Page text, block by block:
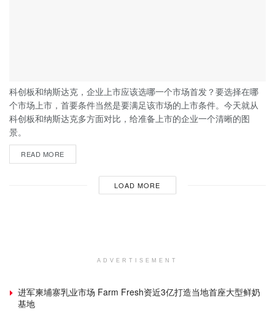
科创板和纳斯达克，企业上市应该选哪一个市场首发？要选择在哪
个市场上市，首要条件当然是要满足该市场的上市条件。今天就从
科创板和纳斯达克多方面对比，给准备上市的企业一个清晰的图
景。
READ MORE
LOAD MORE
ADVERTISEMENT
进军柬埔寨乳业市场 Farm Fresh资近3亿打造当地首座大型鲜奶
基地